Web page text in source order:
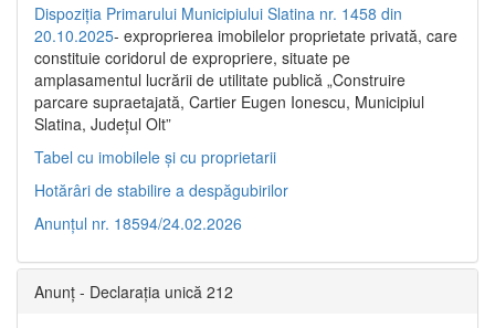
Dispoziția Primarului Municipiului Slatina nr. 1458 din
20.10.2025- exproprierea imobilelor proprietate privată, care
constituie coridorul de expropriere, situate pe
amplasamentul lucrării de utilitate publică „Construire
parcare supraetajată, Cartier Eugen Ionescu, Municipiul
Slatina, Județul Olt”
Tabel cu imobilele și cu proprietarii
Hotărâri de stabilire a despăgubirilor
Anunțul nr. 18594/24.02.2026
Anunț - Declarația unică 212